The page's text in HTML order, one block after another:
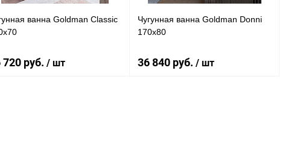
ванна Goldman Classic
720 руб. / шт
Чугунная ванна Goldman Donni
170x80
36 840 руб./ шт